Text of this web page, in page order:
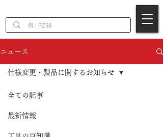
ニュース
全ての記事
最新情報
仕様変更・製品に関するお知らせ